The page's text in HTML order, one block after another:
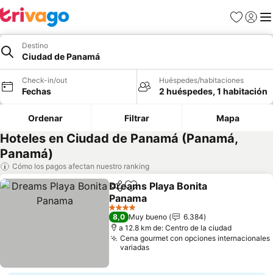
Favoritos
Iniciar
Destino
Ciudad de Panamá
Check-in/out
Fechas
Huéspedes/habitaciones
2 huéspedes, 1 habitación
Ordenar Filtrar Mapa
Hoteles en Ciudad de Panamá (Panamá,
Panamá)
Cómo los pagos afectan nuestro ranking
CompartirAgregar a favoritos
Dreams Playa Bonita
Panama
Ver precios
4 Estrellas
8,0 Muy bueno
6.384
a 12.8 km de: Centro de la ciudad
Cena gourmet con opciones internacionales
variadas